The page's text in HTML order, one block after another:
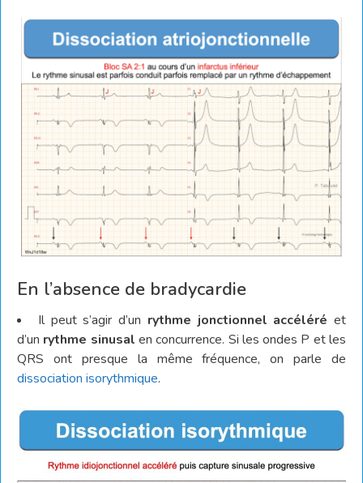
En l’absence de bradycardie
Il peut s’agir d’un rythme jonctionnel accéléré et
d’un rythme sinusal en concurrence. Si les ondes P et les
QRS ont presque la même fréquence, on parle de
dissociation isorythmique.